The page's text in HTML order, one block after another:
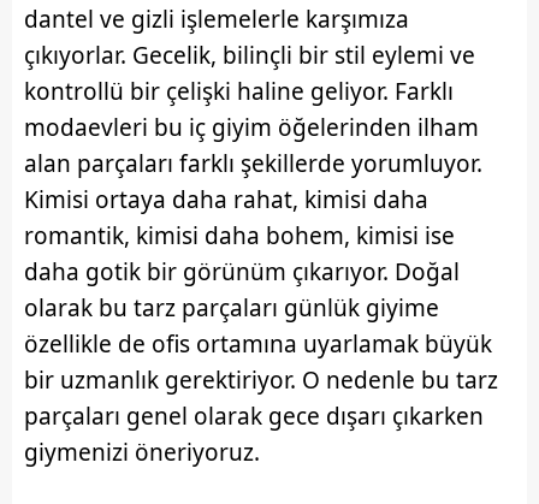
dantel ve gizli işlemelerle karşımıza
çıkıyorlar. Gecelik, bilinçli bir stil eylemi ve
kontrollü bir çelişki haline geliyor. Farklı
modaevleri bu iç giyim öğelerinden ilham
alan parçaları farklı şekillerde yorumluyor.
Kimisi ortaya daha rahat, kimisi daha
romantik, kimisi daha bohem, kimisi ise
daha gotik bir görünüm çıkarıyor. Doğal
olarak bu tarz parçaları günlük giyime
özellikle de ofis ortamına uyarlamak büyük
bir uzmanlık gerektiriyor. O nedenle bu tarz
parçaları genel olarak gece dışarı çıkarken
giymenizi öneriyoruz.